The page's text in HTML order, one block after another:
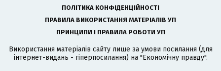
ПОЛІТИКА КОНФІДЕНЦІЙНОСТІ
ПРАВИЛА ВИКОРИСТАННЯ МАТЕРІАЛІВ УП
ПРИНЦИПИ І ПРАВИЛА РОБОТИ УП
Використання матеріалів сайту лише за умови посилання (для
інтернет-видань - гіперпосилання) на "Економічну правду".